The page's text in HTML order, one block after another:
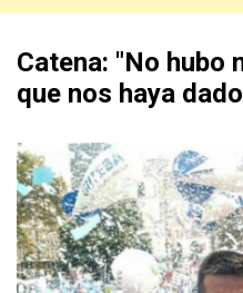
Catena: "No hubo
que nos haya